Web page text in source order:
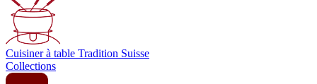
Cuisiner à table Tradition Suisse
Collections